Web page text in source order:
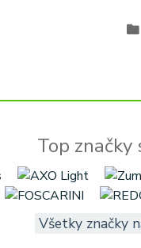
Top
Všetky značky